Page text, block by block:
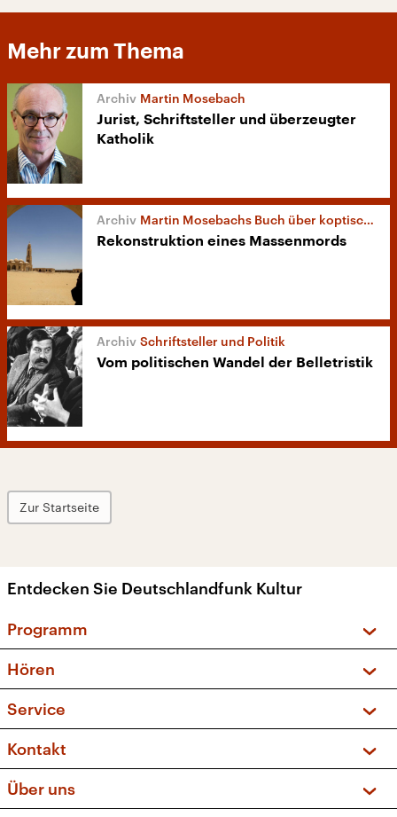
Mehr zum Thema
Martin Mosebach
Jurist, Schriftsteller und überzeugter
Katholik
Martin Mosebachs Buch über koptische Märtyrer
Rekonstruktion eines Massenmords
Schriftsteller und Politik
Vom politischen Wandel der Belletristik
Zur Startseite
Entdecken Sie Deutschlandfunk Kultur
Programm
Sendungen und Podcasts
Musikliste
Kakadu – Das Kinderprogramm
Hören
Frequenzen (UKW + DAB+)
Service
FAQ
Apps
Newsletter
Kontakt
Social Media
Über uns